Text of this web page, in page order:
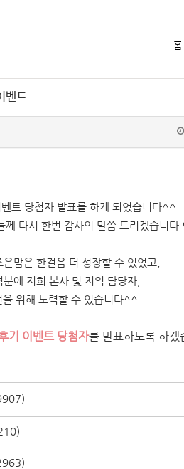
홈
벤트
트 당첨자 발표를 하게 되었습니다^^
께 다시 한번 감사의 말씀 드리겠습니
맘은 한걸음 더 성장할 수 있었고,
에 저희 본사 및 지역 담당자,
을 위해 노력할 수 있습니다^^
기 이벤트 당첨자를 발표하도록 하겠